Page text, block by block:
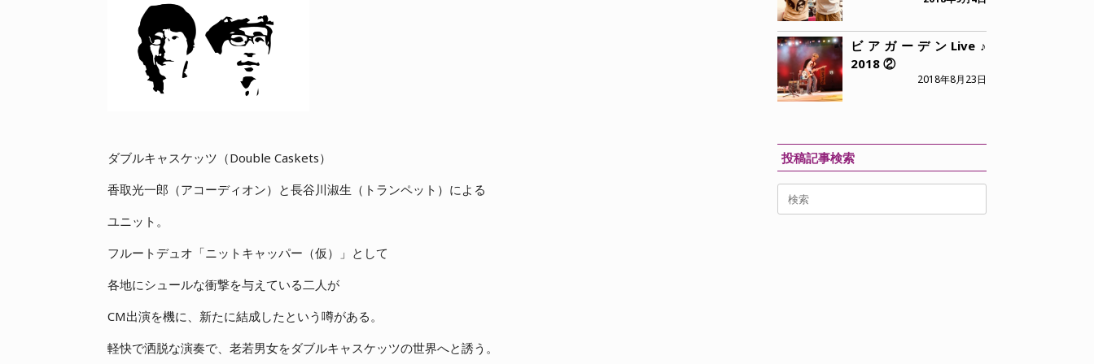
ダブルキャスケッツ（Double Caskets）
香取光一郎（アコーディオン）と長谷川淑生（トランペット）による
ユニット。
フルートデュオ「ニットキャッパー（仮）」として
各地にシュールな衝撃を与えている二人が
CM出演を機に、新たに結成したという噂がある。
軽快で洒脱な演奏で、老若男女をダブルキャスケッツの世界へと誘う。
ビアガーデンLive♪
2018 ②
2018年8月23日
投稿記事検索
検